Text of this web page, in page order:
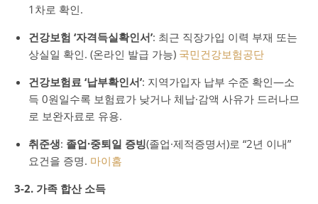
1차로 확인.
건강보험 ‘자격득실확인서’: 최근 직장가입 이력 부재 또는
상실일 확인. (온라인 발급 가능) 국민건강보험공단
건강보험료 ‘납부확인서’: 지역가입자 납부 수준 확인—소
득 0원일수록 보험료가 낮거나 체납·감액 사유가 드러나므
로 보완자료로 유용.
취준생: 졸업·중퇴일 증빙(졸업·제적증명서)로 “2년 이내”
요건을 증명. 마이홈
3-2. 가족 합산 소득